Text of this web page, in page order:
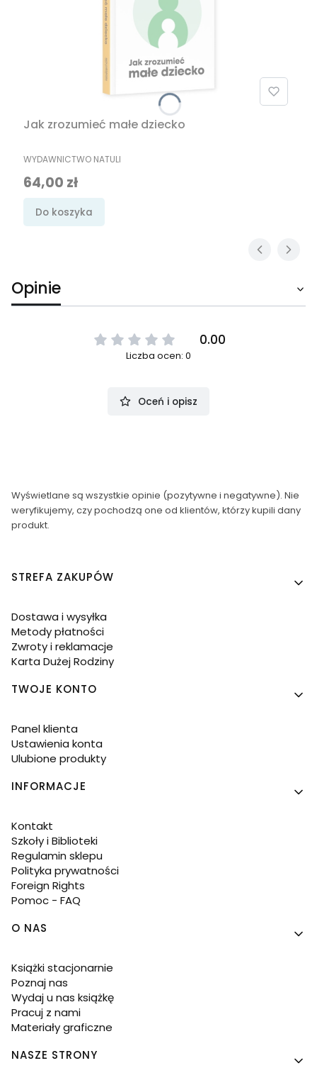
Jak zrozumieć małe dziecko
PRODUCENT
WYDAWNICTWO NATULI
Cena
64,00 zł
Do koszyka
Opinie
0.00
Liczba ocen: 0
Oceń i opisz
Wyświetlane są wszystkie opinie (pozytywne i negatywne). Nie
weryfikujemy, czy pochodzą one od klientów, którzy kupili dany
produkt.
Linki w stopce
STREFA ZAKUPÓW
Dostawa i wysyłka
Metody płatności
Zwroty i reklamacje
Karta Dużej Rodziny
TWOJE KONTO
Panel klienta
Ustawienia konta
Ulubione produkty
INFORMACJE
Kontakt
Szkoły i Biblioteki
Regulamin sklepu
Polityka prywatności
Foreign Rights
Pomoc - FAQ
O NAS
Książki stacjonarnie
Poznaj nas
Wydaj u nas książkę
Pracuj z nami
Materiały graficzne
NASZE STRONY